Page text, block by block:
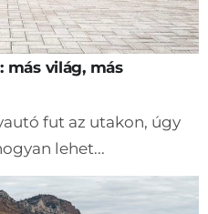
világ, más
fut az utakon, úgy
lehet...